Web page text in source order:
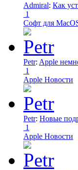
Admiral: Как
1
Софт для
Petr: Apple
1
Apple Новости
Petr: Новые
1
Apple Новости